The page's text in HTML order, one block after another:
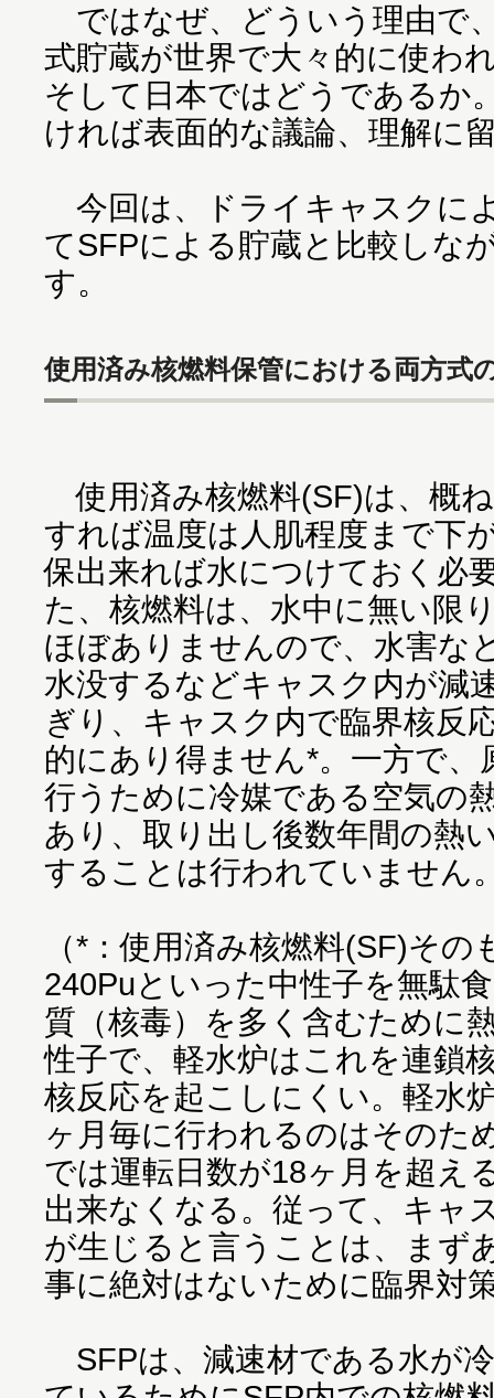
ではなぜ、どういう理由で
式貯蔵が世界で大々的に使わ
そして日本ではどうであるか
ければ表面的な議論、理解に
今回は、ドライキャスクに
てSFPによる貯蔵と比較しな
す。
使用済み核燃料保管における両方式
使用済み核燃料(SF)は、概
すれば温度は人肌程度まで下
保出来れば水につけておく必
た、核燃料は、水中に無い限
ほぼありませんので、水害な
水没するなどキャスク内が減
ぎり、キャスク内で臨界核反
的にあり得ません*。一方で
行うために冷媒である空気の
あり、取り出し後数年間の熱
することは行われていません
（*：使用済み核燃料(SF)そ
240Puといった中性子を無駄
質（核毒）を多く含むために
性子で、軽水炉はこれを連鎖
核反応を起こしにくい。軽水
ヶ月毎に行われるのはそのた
では運転日数が18ヶ月を超え
出来なくなる。従って、キャ
が生じると言うことは、まず
事に絶対はないために臨界対
SFPは、減速材である水が